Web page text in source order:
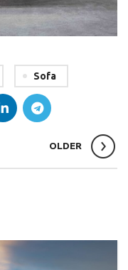
Sofa
OLDER